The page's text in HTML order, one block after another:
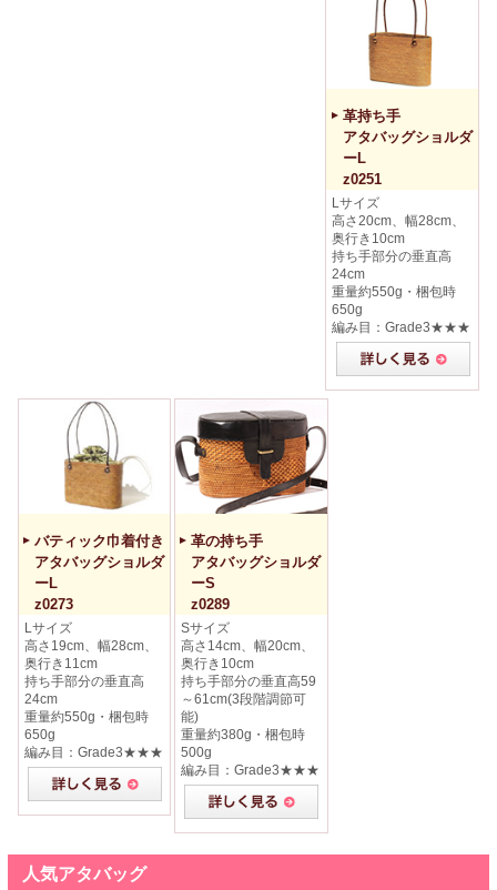
革持ち手
アタバッグショルダ
ーL
z0251
Lサイズ
高さ20cm、幅28cm、
奥行き10cm
持ち手部分の垂直高
24cm
重量約550g・梱包時
650g
編み目：Grade3★★★
バティック巾着付き
アタバッグショルダ
ーL
z0273
Lサイズ
高さ19cm、幅28cm、
奥行き11cm
持ち手部分の垂直高
24cm
重量約550g・梱包時
650g
編み目：Grade3★★★
革の持ち手
アタバッグショルダ
ーS
z0289
Sサイズ
高さ14cm、幅20cm、
奥行き10cm
持ち手部分の垂直高59
～61cm(3段階調節可
能)
重量約380g・梱包時
500g
編み目：Grade3★★★
人気アタバッグ